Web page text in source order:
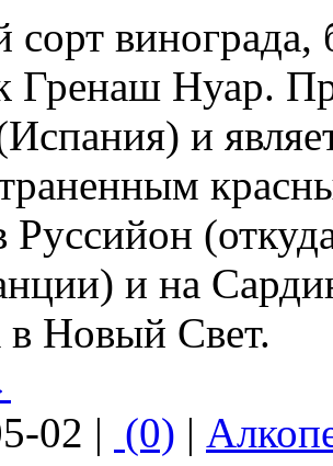
сорт
Гренаш Нуар.
и
Руссийон
и на
в Новый Свет.
02 | (0) |